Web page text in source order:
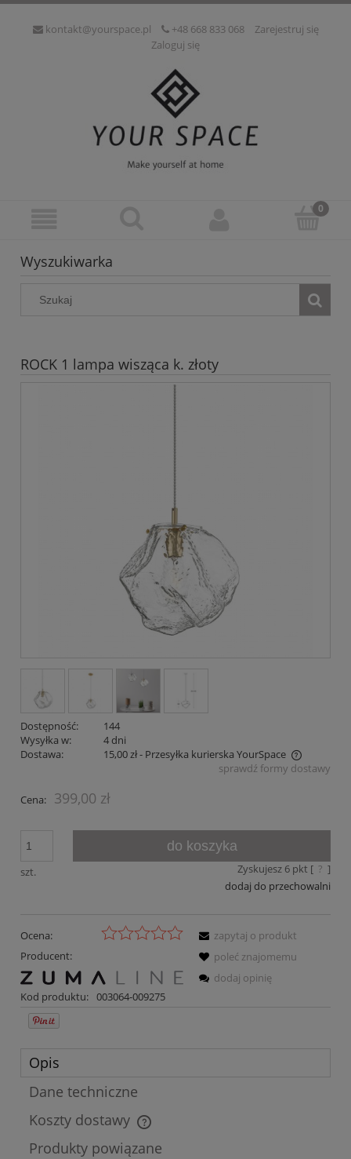
kontakt@yourspace.pl +48 668 833 068
Zarejestruj się
Zaloguj się
Wyszukiwarka
ROCK 1 lampa wisząca k. złoty
Dostępność:
144
Wysyłka w:
4 dni
Dostawa:
15,00 zł- Przesyłka kurierska YourSpace
Cena nie zawiera ewentualnych kosztów płatnościsprawdź formy dostawy
Cena: 399,00 zł
szt.
do koszyka
Zyskujesz 6pkt [ ? ]
dodaj do przechowalni
Ocena:
Producent:
Kod produktu: 003064-009275
zapytaj o produkt
poleć znajomemu
dodaj opinię
Opis
Dane techniczne
Koszty dostawy
Cena nie zawiera ewentualnych kosztów płatności
Produkty powiązane